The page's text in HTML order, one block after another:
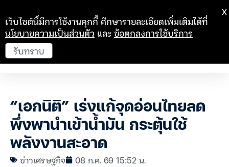
“เอกนิติ” เร่งแก้จุดอ่อนไทยลด
พึ่งพานำเข้าน้ำมัน กระตุ้นใช้
พลังงานสะอาด
ข่าวเศรษฐกิจ 08 ก.ค. 69 15:52 น.
เว็บไซต์นี้มีการใช้งานคุกกี้ ศึกษารายละเอียดเพิ่มเติมได้ที่
นโยบายความเป็นส่วนตัว และข้อตกลงการใช้บริการ
รับทราบ
X